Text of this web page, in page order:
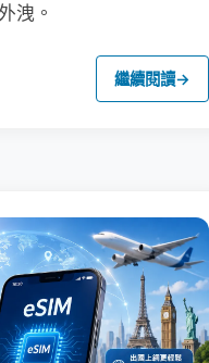
洩。
繼續閱讀→